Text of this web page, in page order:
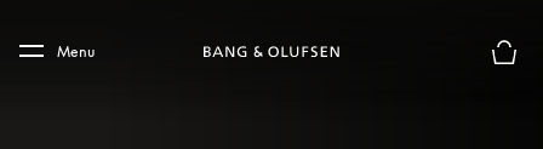
Skip to main footer
Menu